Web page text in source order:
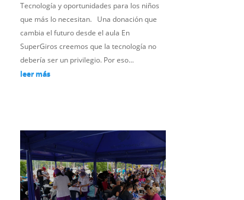
Tecnología y oportunidades para los niños
que más lo necesitan. Una donación que
cambia el futuro desde el aula En
SuperGiros creemos que la tecnología no
debería ser un privilegio. Por eso...
leer más